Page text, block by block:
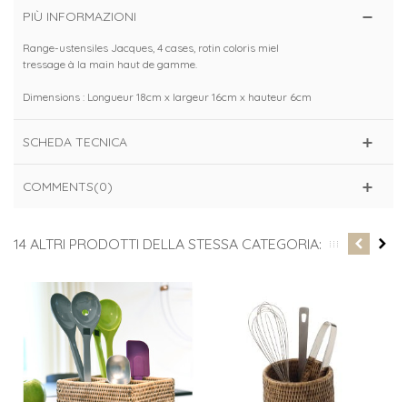
PIÙ INFORMAZIONI
Range-ustensiles Jacques, 4 cases, rotin coloris miel
tressage à la main haut de gamme.
Dimensions : Longueur 18cm x largeur 16cm x hauteur 6cm
SCHEDA TECNICA
COMMENTS(0)
14 ALTRI PRODOTTI DELLA STESSA CATEGORIA: